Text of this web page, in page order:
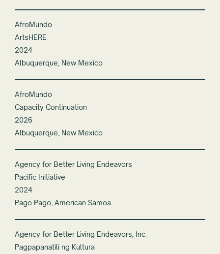
AfroMundo
ArtsHERE
2024
Albuquerque, New Mexico
AfroMundo
Capacity Continuation
2026
Albuquerque, New Mexico
Agency for Better Living Endeavors
Pacific Initiative
2024
Pago Pago, American Samoa
Agency for Better Living Endeavors, Inc.
Pagpapanatili ng Kultura